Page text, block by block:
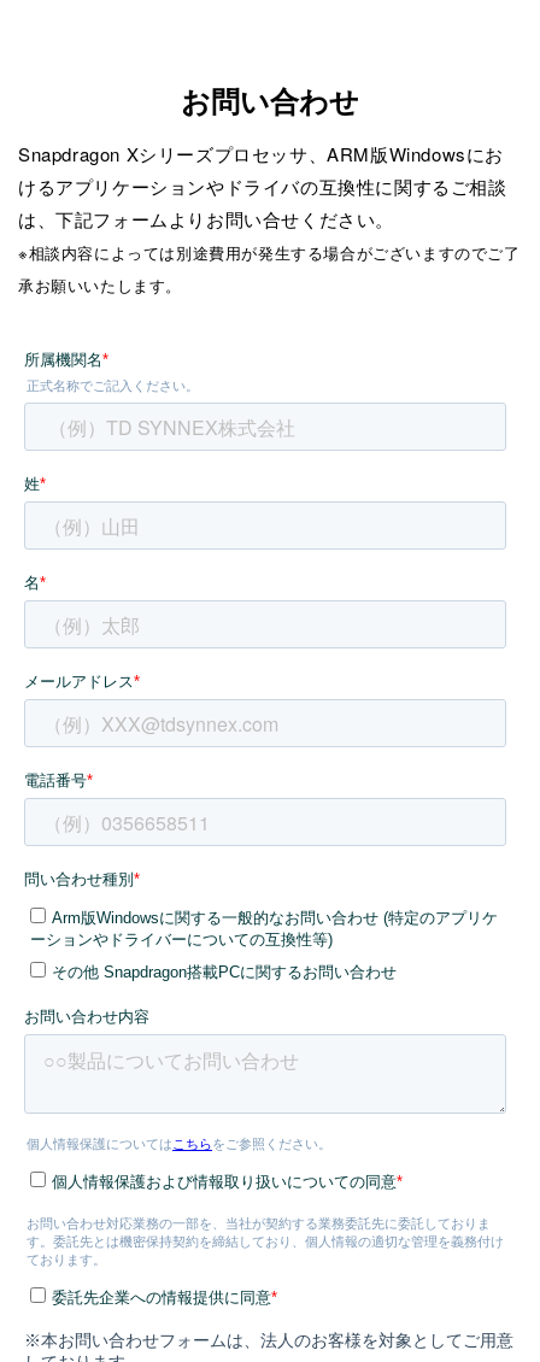
お問い合わせ
Snapdragon Xシリーズプロセッサ、ARM版Windowsにお
けるアプリケーションやドライバの互換性に関するご相談
は、下記フォームよりお問い合せください。
※相談内容によっては別途費用が発生する場合がございますのでご了
承お願いいたします。